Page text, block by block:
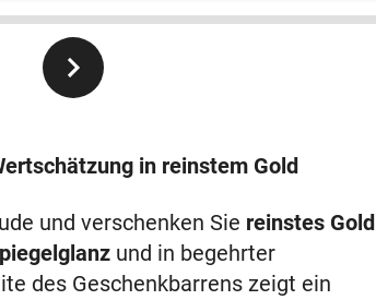
in reinstem Gold
und verschenken Sie reinstes Gold
und in begehrter
des Geschenkbarrens zeigt ein